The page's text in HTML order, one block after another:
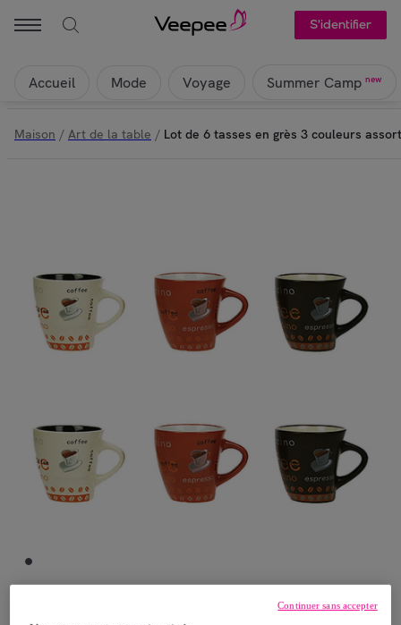
S'identifier
Accueil Mode Voyage Summer Camp new
Maison / Art de la table / Lot de 6 tasses en grès 3 couleurs
Continuer sans accepter